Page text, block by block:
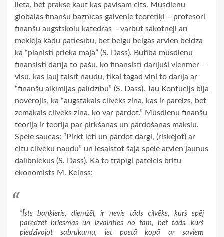
lieta, bet prakse kaut kas pavisam cits. Mūsdienu
globālās finanšu baznīcas galvenie teorētiķi – profesori
finanšu augstskolu katedrās – varbūt sākotnēji arī
meklēja kādu patiesību, bet beigu beigās arvien beidza
kā “pianisti prieka mājā” (S. Dass). Būtībā mūsdienu
finansisti darīja to pašu, ko finansisti darījuši vienmēr –
visu, kas ļauj taisīt naudu, tikai tagad viņi to darīja ar
“finanšu alķīmijas palīdzību” (S. Dass). Jau Konfūcijs bija
novērojis, ka “augstākais cilvēks zina, kas ir pareizs, bet
zemākais cilvēks zina, ko var pārdot.” Mūsdienu finanšu
teorija ir teorija par pirkšanas un pārdošanas mākslu.
Spēle saucas: “Pirkt lēti un pārdot dārgi, (riskējot) ar
citu cilvēku naudu” un iesaistot šajā spēlē arvien jaunus
dalībniekus (S. Dass). Kā to trāpīgi pateicis britu
ekonomists M. Keinss:
“Īsts baņķieris, diemžēl, ir nevis tāds cilvēks, kurš spēj
paredzēt briesmas un izvairīties no tām, bet tāds, kurš
piedzīvojot sabrukumu, iet postā kopā ar saviem